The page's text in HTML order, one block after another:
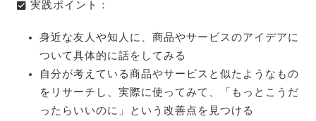
実践ポイント ：
身近な友人や知人に、商品やサービスのアイデアに
ついて具体的に話をしてみる
自分が考えている商品やサービスと似たようなもの
をリサーチし、実際に使ってみて、「もっとこうだ
ったらいいのに」という改善点を見つける